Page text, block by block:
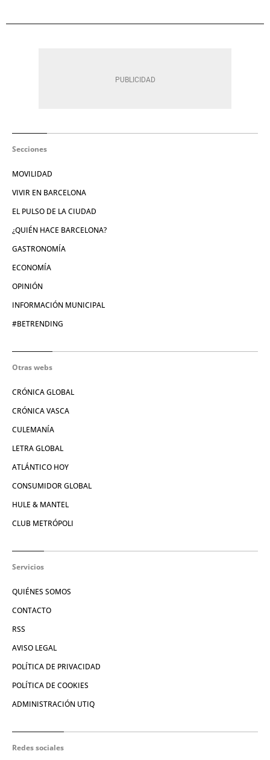
Secciones
MOVILIDAD
VIVIR EN BARCELONA
EL PULSO DE LA CIUDAD
¿QUIÉN HACE BARCELONA?
GASTRONOMÍA
ECONOMÍA
OPINIÓN
INFORMACIÓN MUNICIPAL
#BETRENDING
Otras webs
CRÓNICA GLOBAL
CRÓNICA VASCA
CULEMANÍA
LETRA GLOBAL
ATLÁNTICO HOY
CONSUMIDOR GLOBAL
HULE & MANTEL
CLUB METRÓPOLI
Servicios
QUIÉNES SOMOS
CONTACTO
RSS
AVISO LEGAL
POLÍTICA DE PRIVACIDAD
POLÍTICA DE COOKIES
ADMINISTRACIÓN UTIQ
Redes sociales